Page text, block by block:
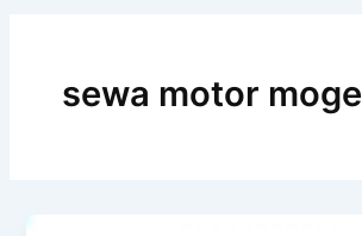
sewa motor moge